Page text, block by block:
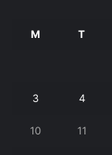
M T
3 4
10 11